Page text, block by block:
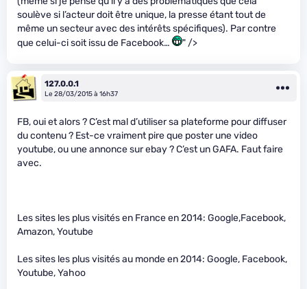
soulève si l’acteur doit être unique, la presse étant tout de
même un secteur avec des intérêts spécifiques). Par contre
que celui-ci soit issu de Facebook…
" />
127.0.0.1
Le 28/03/2015 à 16h37
FB, oui et alors ? C’est mal d’utiliser sa plateforme pour diffuser
du contenu ? Est-ce vraiment pire que poster une video
youtube, ou une annonce sur ebay ? C’est un GAFA. Faut faire
avec.
Les sites les plus visités en France en 2014: Google,Facebook,
Amazon, Youtube
Les sites les plus visités au monde en 2014: Google, Facebook,
Youtube, Yahoo